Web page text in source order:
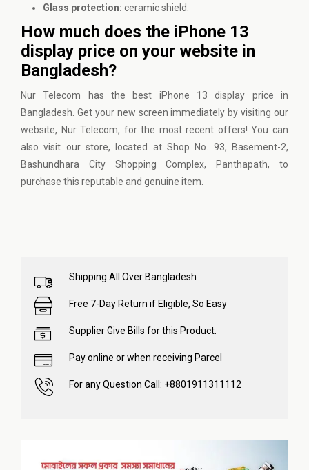
Glass protection: ceramic shield.
How much does the iPhone 13
display price on your website in
Bangladesh?
Nur Telecom has the best iPhone 13 display price in
Bangladesh. Get your new screen immediately by visiting our
website, Nur Telecom, for the most recent offers! You can
also visit our store, located at Shop No. 93, Basement-2,
Bashundhara City Shopping Complex, Panthapath, to
purchase this reputable and genuine item.
Shipping All Over Bangladesh
Free 7-Day Return if Eligible, So Easy
Supplier Give Bills for this Product.
Pay online or when receiving Parcel
For any Question Call: +8801911311112